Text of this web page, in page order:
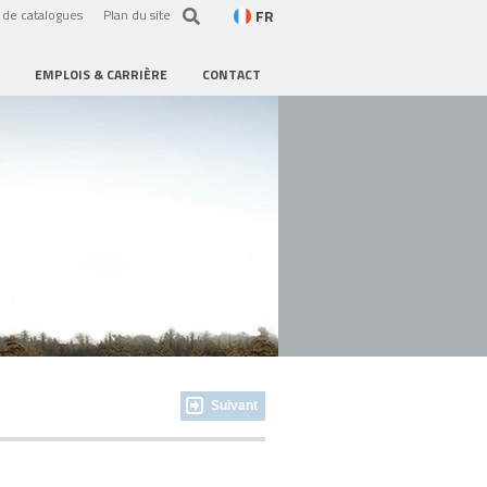
catalogues Plan du site FR
EMPLOIS & CARRIÈRE CONTACT
Suivant